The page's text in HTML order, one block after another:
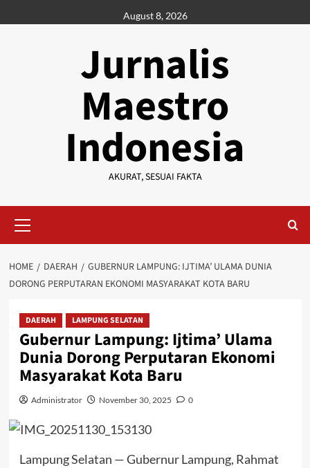
to
August 8, 2026
Jurnalis
Maestro
Indonesia
AKURAT, SESUAI FAKTA
Menu
HOME DAERAH
GUBERNUR LAMPUNG: IJTIMA’ ULAMA DUNIA
DORONG PERPUTARAN EKONOMI MASYARAKAT KOTA BARU
DAERAH LAMPUNG SELATAN
Gubernur Lampung: Ijtima’ Ulama
Dunia Dorong Perputaran Ekonomi
Masyarakat Kota Baru
Administrator November 30, 2025 0
Lampung Selatan — Gubernur Lampung, Rahmat